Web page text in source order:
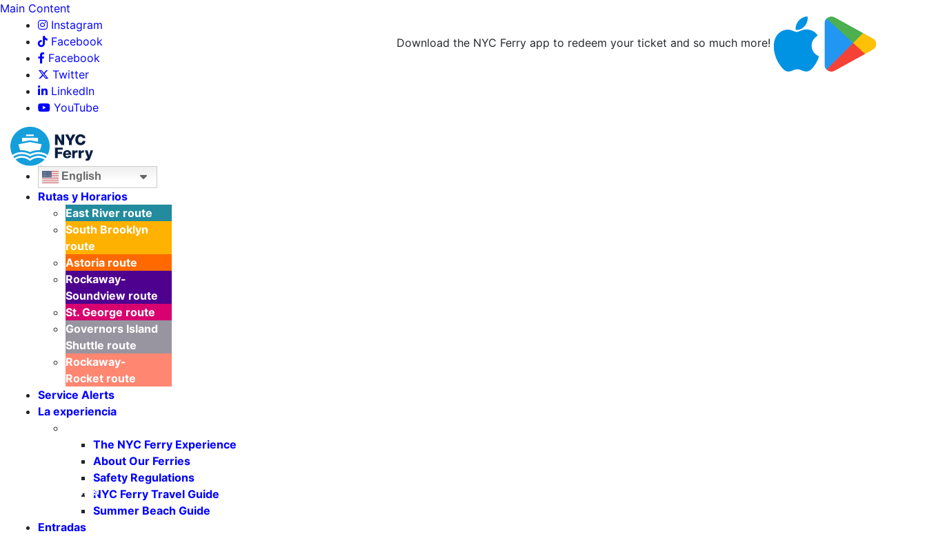
Main Content
Instagram
Facebook
Facebook
Twitter
LinkedIn
YouTube
Download the NYC Ferry app to redeem your ticket and so much more!
English
Rutas y Horarios
East River route
South Brooklyn
route
Astoria route
Rockaway-
Soundview route
St. George route
Governors Island
Shuttle route
Seasonal Weekends
Rockaway-
Rocket route
Service Alerts
La experiencia
The NYC Ferry Experience
About Our Ferries
Safety Regulations
NYC Ferry Travel Guide
Summer Beach Guide
Entradas